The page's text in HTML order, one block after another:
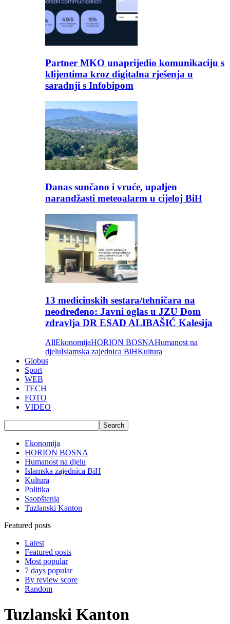
Partner MKO unaprijedio komunikaciju s
klijentima kroz digitalna rješenja u
saradnji s Infobipom
Danas sunčano i vruće, upaljen
narandžasti meteoalarm u cijeloj BiH
13 medicinskih sestara/tehničara na
neodređeno: Javni oglas u JZU Dom
zdravlja DR ESAD ALIBAŠIĆ Kalesija
AllEkonomijaHORION BOSNAHumanost na
djeluIslamska zajednica BiHKultura
Globus
Sport
WEB
TECH
FOTO
VIDEO
Ekonomija
HORION BOSNA
Humanost na djelu
Islamska zajednica BiH
Kultura
Politika
Saopštenja
Tuzlanski Kanton
Featured posts
Latest
Featured posts
Most popular
7 days popular
By review score
Random
Tuzlanski Kanton